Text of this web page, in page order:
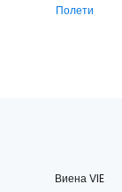
Полети
Виена VIE